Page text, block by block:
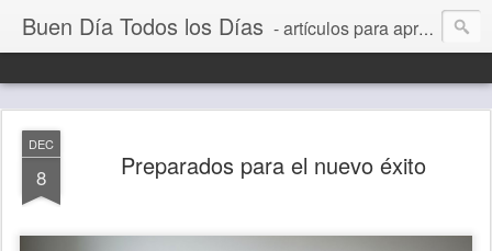
Buen Día Todos los Días - artículos para aprender a vivir mejor, un día a la vez. Por Juan C Quintero
DEC
8 Preparados para el nuevo éxito